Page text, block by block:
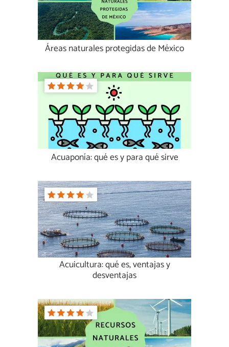
Áreas naturales protegidas de México
Acuaponía: qué es y para qué sirve
Acuicultura: qué es, ventajas y
desventajas